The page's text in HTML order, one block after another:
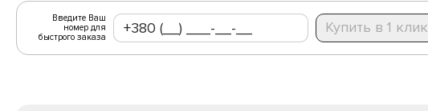
Введите Ваш
номер для
быстрого заказа
Купить в 1 клик